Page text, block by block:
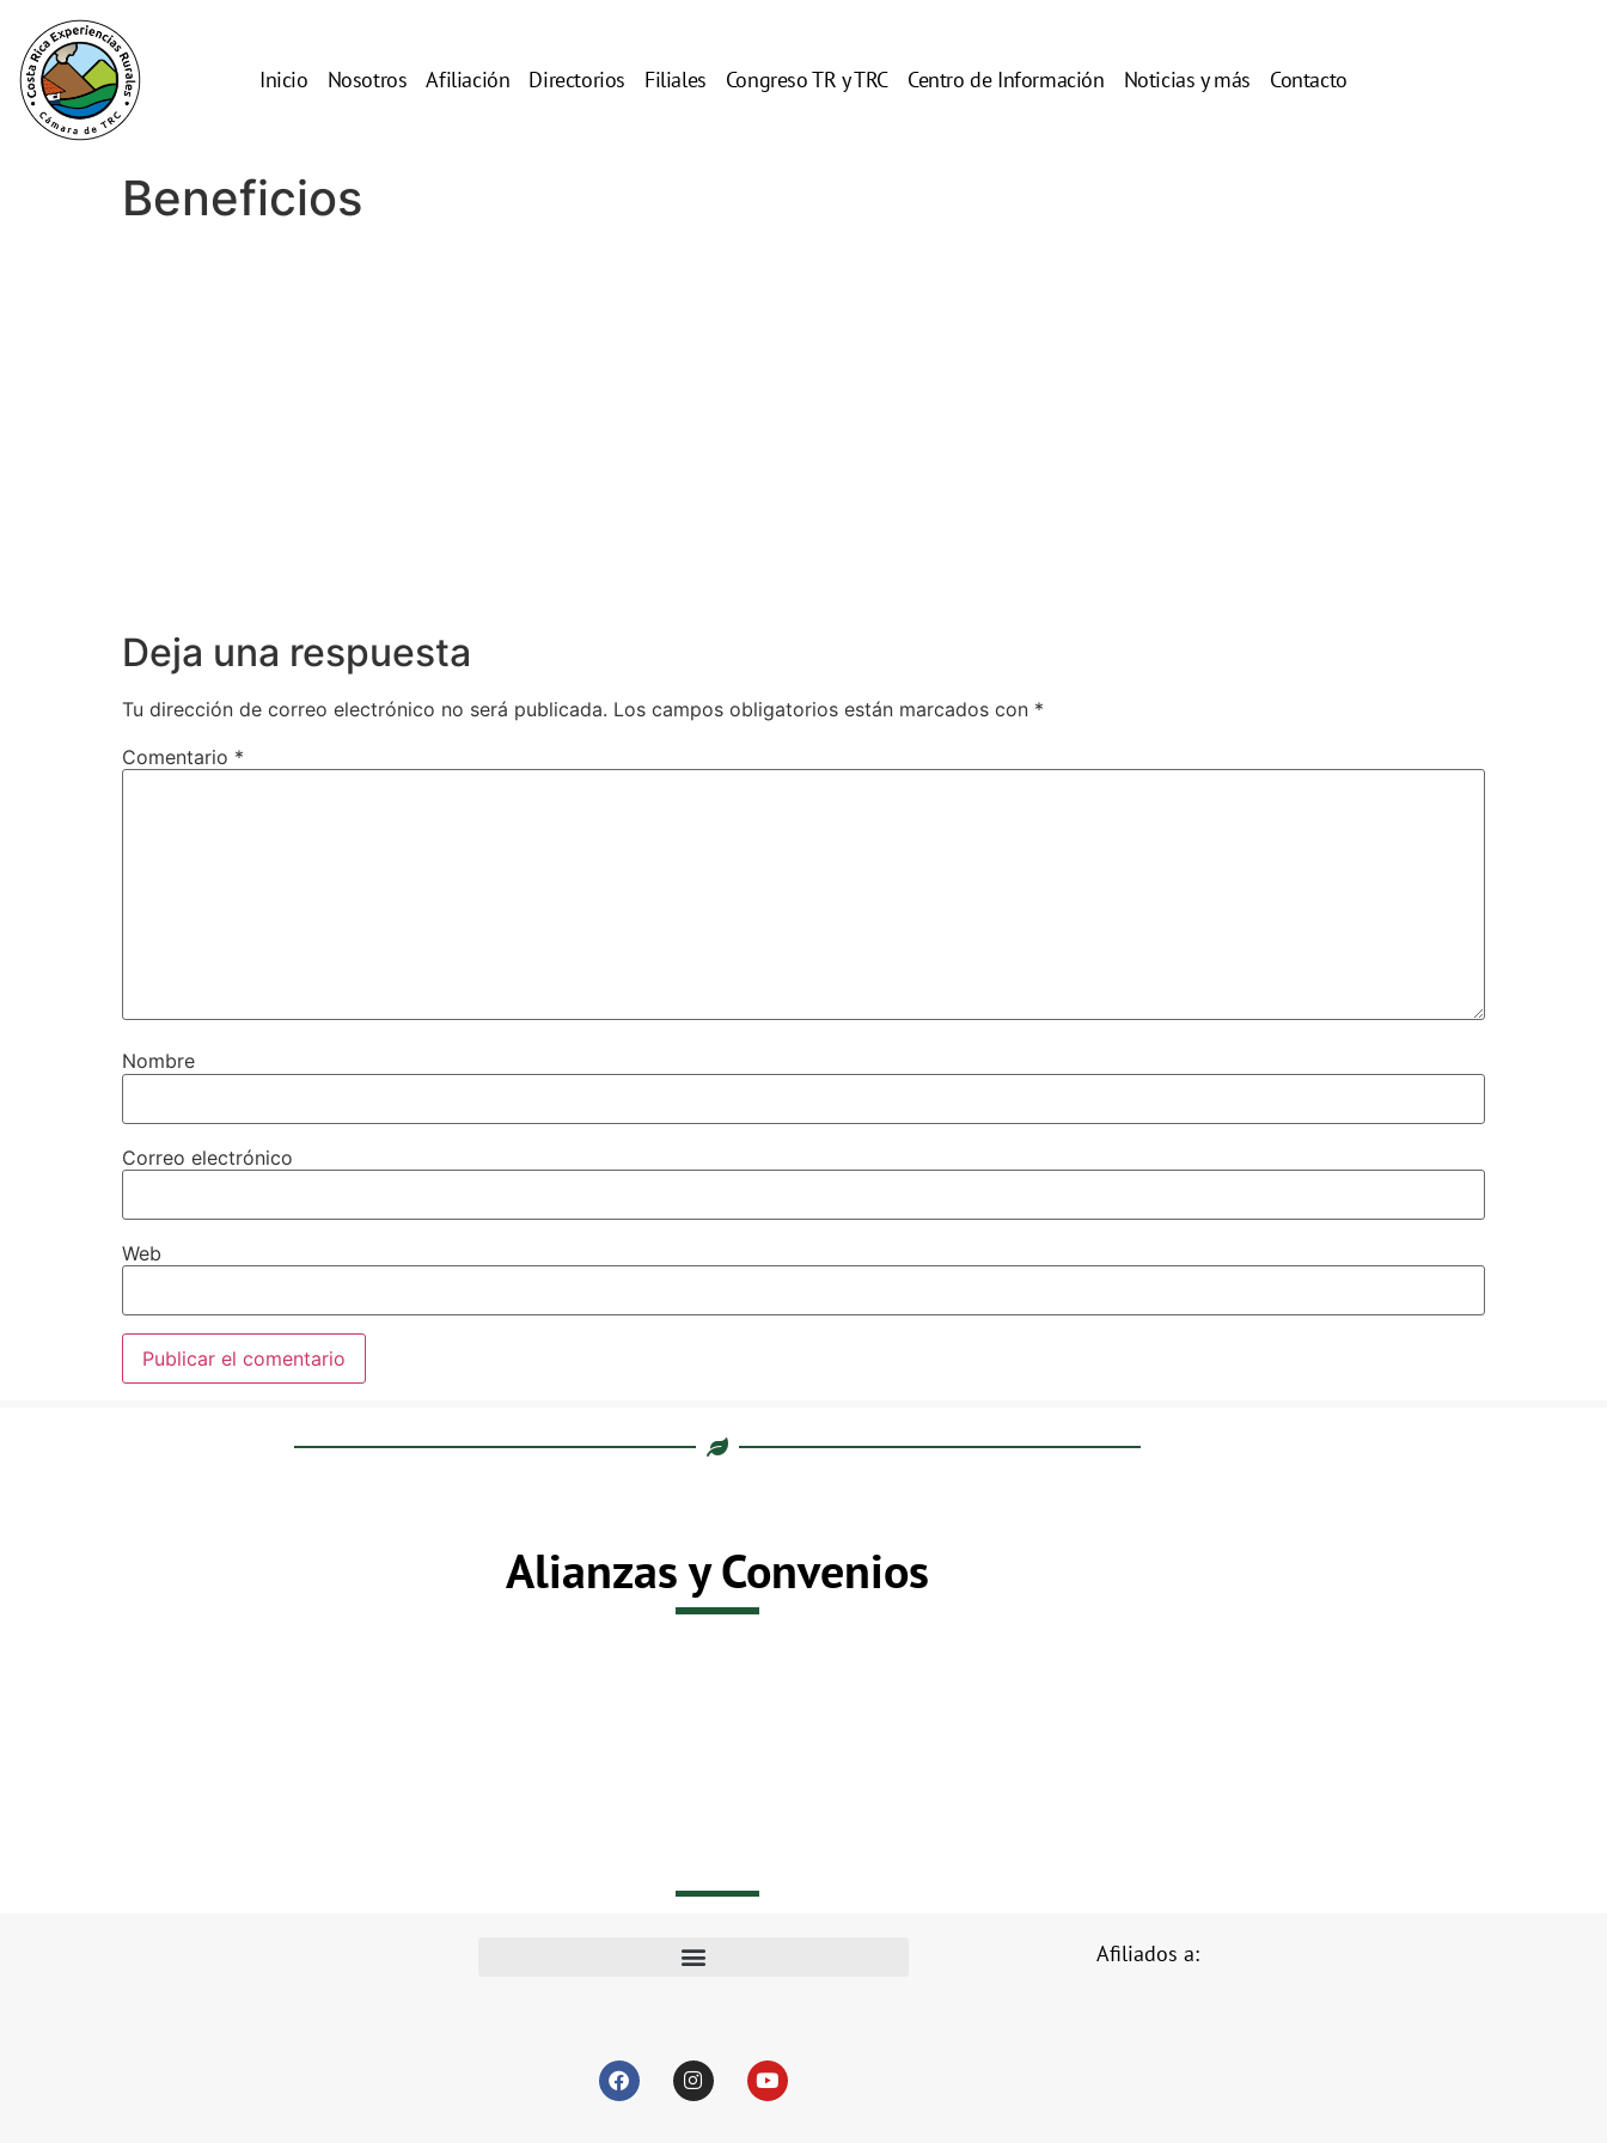
Inicio Nosotros Afiliación Directorios Filiales Congreso TR y TRC Centro de Información Noticias y más Contacto
Beneficios
Deja una respuesta
Tu dirección de correo electrónico no será publicada. Los campos obligatorios están marcados con *
Comentario *
Nombre
Correo electrónico
Web
Alianzas y Convenios
Afiliados a: